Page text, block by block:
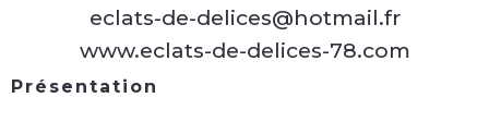
eclats-de-delices@hotmail.fr
www.eclats-de-delices-78.com
Présentation